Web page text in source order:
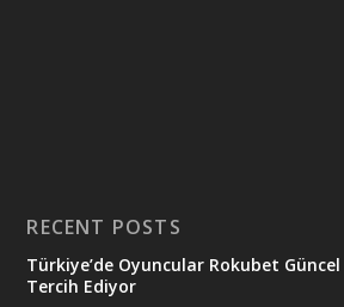
RECENT POSTS
Türkiye’de Oyuncular Rokubet
Tercih Ediyor